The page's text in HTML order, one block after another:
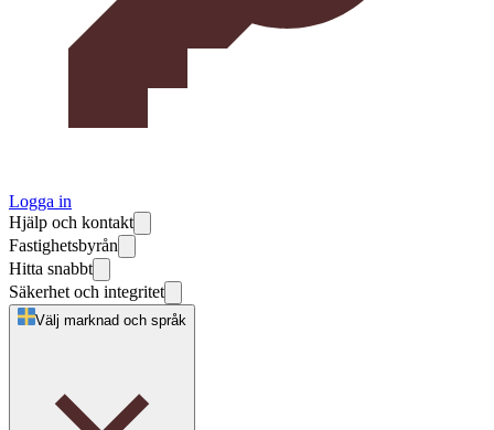
Logga in
Hjälp och kontakt
Fastighetsbyrån
Hitta snabbt
Säkerhet och integritet
Välj marknad och språk